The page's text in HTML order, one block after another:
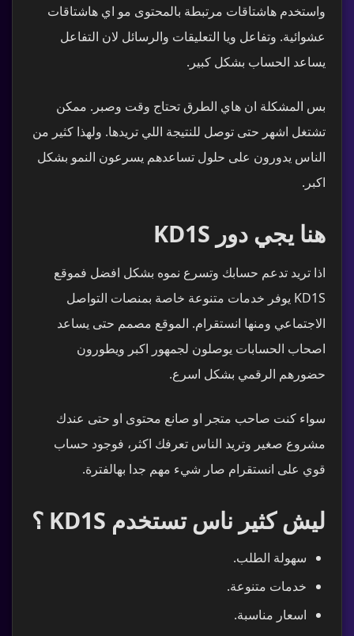
واستخدم هاشتاقات مرتبطة بالمحتوى مو اي هاشتاقات
عشوائية. وتفاعل ويا التعليقات والرسائل لان التفاعل
يساعد الحساب بشكل كبير.
بس المشكلة ان هاي الطرق تحتاج وقت وصبر. ممكن
تشتغل اشهر حتى توصل للنتيجة اللي تريدها. ولهذا كثير من
الناس يدورون على حلول تساعدهم يسرعون النمو بشكل
اكبر.
هنا يجي دور KD1S
اذا تريد تدعم حسابك وتسرع نموه بشكل افضل فموقع
KD1S يوفر خدمات متنوعة خاصة بمنصات التواصل
الاجتماعي ومنها انستقرام. الموقع مصمم حتى يساعد
اصحاب الحسابات يوصلون لجمهور اكبر ويطورون
حضورهم الرقمي بشكل اسرع.
سواء كنت صاحب متجر او صانع محتوى او حتى عندك
مشروع صغير وتريد الناس تعرفك اكثر، فوجود حساب
قوي على انستقرام صار شيء مهم جدا بهالفترة.
ليش كثير ناس تستخدم KD1S ؟
سهولة الطلب.
خدمات متنوعة.
اسعار مناسبة.
دعم kd1s